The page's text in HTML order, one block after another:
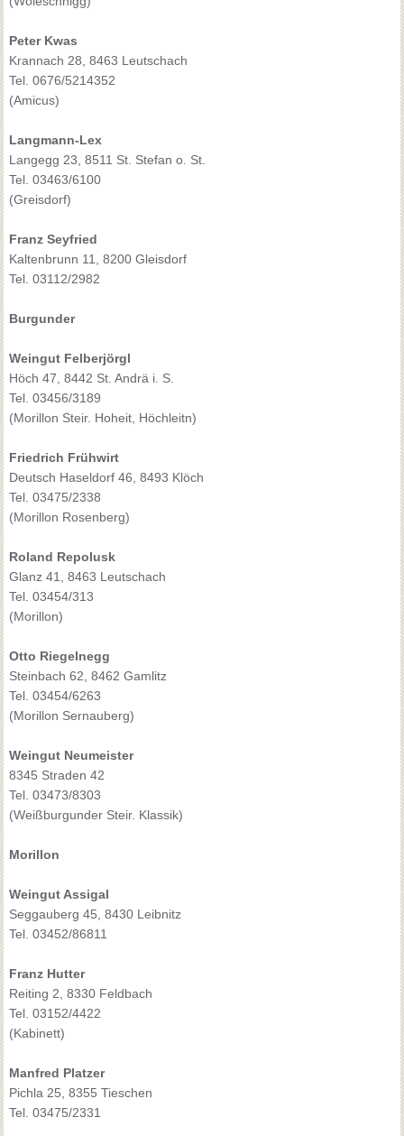
Peter Kwas
Krannach 28, 8463 Leutschach
Tel. 0676/5214352
(Amicus)
Langmann-Lex
Langegg 23, 8511 St. Stefan o. St.
Tel. 03463/6100
(Greisdorf)
Franz Seyfried
Kaltenbrunn 11, 8200 Gleisdorf
Tel. 03112/2982
Burgunder
Weingut Felberjörgl
Höch 47, 8442 St. Andrä i. S.
Tel. 03456/3189
(Morillon Steir. Hoheit, Höchleitn)
Friedrich Frühwirt
Deutsch Haseldorf 46, 8493 Klöch
Tel. 03475/2338
(Morillon Rosenberg)
Roland Repolusk
Glanz 41, 8463 Leutschach
Tel. 03454/313
(Morillon)
Otto Riegelnegg
Steinbach 62, 8462 Gamlitz
Tel. 03454/6263
(Morillon Sernauberg)
Weingut Neumeister
8345 Straden 42
Tel. 03473/8303
(Weißburgunder Steir. Klassik)
Morillon
Weingut Assigal
Seggauberg 45, 8430 Leibnitz
Tel. 03452/86811
Franz Hutter
Reiting 2, 8330 Feldbach
Tel. 03152/4422
(Kabinett)
Manfred Platzer
Pichla 25, 8355 Tieschen
Tel. 03475/2331